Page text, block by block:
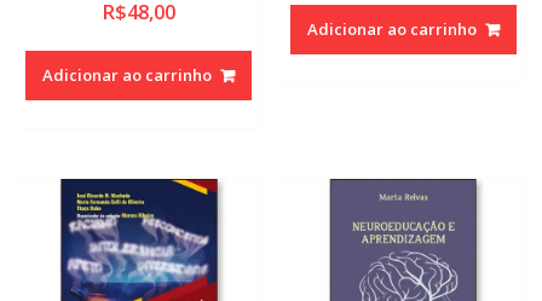
R$48,00
Adicionar ao carrinho
Adicionar ao carrinho